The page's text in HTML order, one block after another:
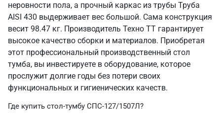
неровности пола, а прочный каркас из трубы Труба
AISI 430 выдерживает вес большой. Сама конструкция
весит 98.47 кг. Производитель Техно ТТ гарантирует
высокое качество сборки и материалов. Приобретая
этот профессиональный производственный стол
тумба, вы инвестируете в оборудование, которое
прослужит долгие годы без потери своих
функциональных и гигиенических качеств.
Где купить стол-тумбу СПС-127/1507Л?